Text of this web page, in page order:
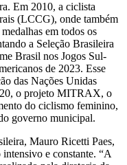
Em 2010, a ciclista
(LCCG), onde também
em todos os
a Seleção Brasileira
Brasil nos Jogos Sul-
de 2023. Esse
das Nações Unidas
o projeto MITRAX, o
do ciclismo feminino,
governo municipal.
Mauro Ricetti Paes,
e constante. “A